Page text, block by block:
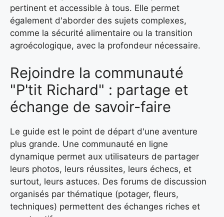
pertinent et accessible à tous. Elle permet
également d'aborder des sujets complexes,
comme la sécurité alimentaire ou la transition
agroécologique, avec la profondeur nécessaire.
Rejoindre la communauté
"P'tit Richard" : partage et
échange de savoir-faire
Le guide est le point de départ d'une aventure
plus grande. Une communauté en ligne
dynamique permet aux utilisateurs de partager
leurs photos, leurs réussites, leurs échecs, et
surtout, leurs astuces. Des forums de discussion
organisés par thématique (potager, fleurs,
techniques) permettent des échanges riches et